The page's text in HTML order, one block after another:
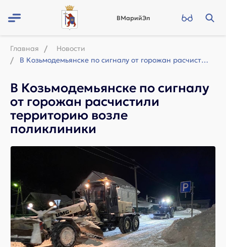
ВМарийЭл
Главная
Новости
В Козьмодемьянске по сигналу от горожан расчистили территорию возле поликлиники
В Козьмодемьянске по сигналу
от горожан расчистили
территорию возле
поликлиники